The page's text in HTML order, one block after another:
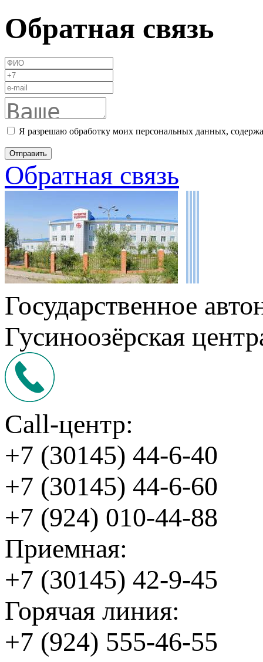
Обратная связь
Я разрешаю обработку моих персональных данных,
Обратная связь
Государственное
Гусиноозёрская
Call-центр:
+7 (30145) 44-6-40
+7 (30145) 44-6-60
+7 (924) 010-44-88
Приемная:
+7 (30145) 42-9-45
Горячая линия:
+7 (924) 555-46-55